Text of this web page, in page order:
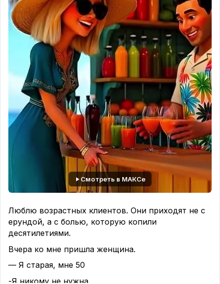
Смотреть в МАКСе
Люблю возрастных клиентов. Они приходят не с
ерундой, а с болью, которую копили
десятилетиями.
Вчера ко мне пришла женщина.
— Я старая, мне 50
-Я никому не нужна.